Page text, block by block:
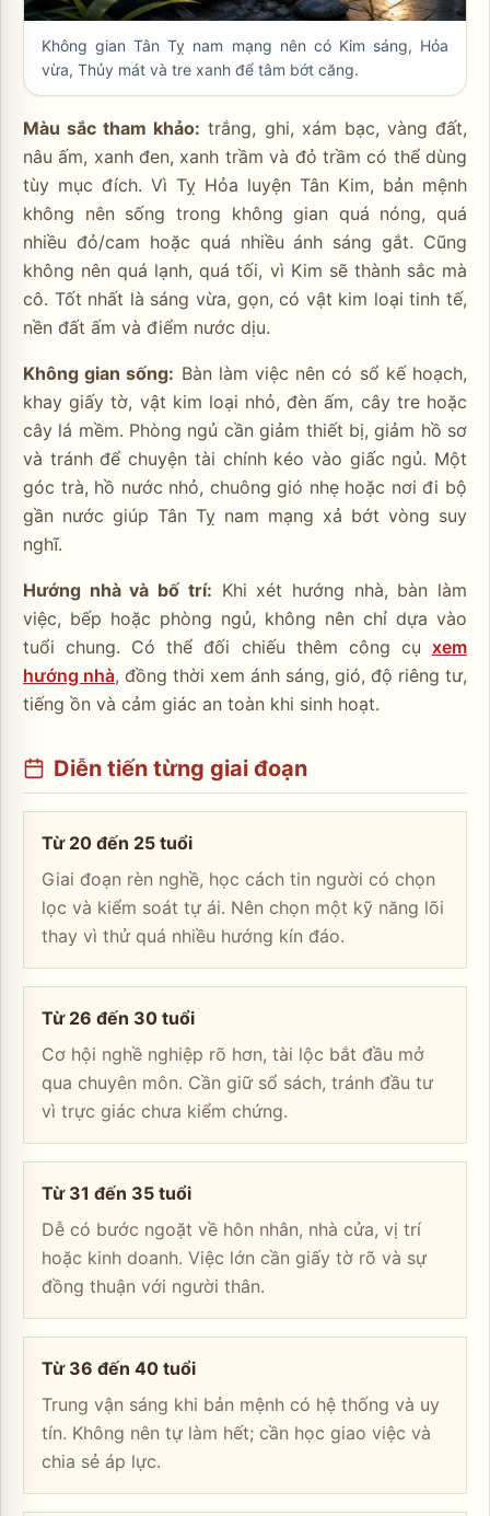
Không gian Tân Tỵ nam mạng nên có Kim sáng, Hỏa
vừa, Thủy mát và tre xanh để tâm bớt căng.
Màu sắc tham khảo: trắng, ghi, xám bạc, vàng đất,
nâu ấm, xanh đen, xanh trầm và đỏ trầm có thể dùng
tùy mục đích. Vì Tỵ Hỏa luyện Tân Kim, bản mệnh
không nên sống trong không gian quá nóng, quá
nhiều đỏ/cam hoặc quá nhiều ánh sáng gắt. Cũng
không nên quá lạnh, quá tối, vì Kim sẽ thành sắc mà
cô. Tốt nhất là sáng vừa, gọn, có vật kim loại tinh tế,
nền đất ấm và điểm nước dịu.
Không gian sống: Bàn làm việc nên có sổ kế hoạch,
khay giấy tờ, vật kim loại nhỏ, đèn ấm, cây tre hoặc
cây lá mềm. Phòng ngủ cần giảm thiết bị, giảm hồ sơ
và tránh để chuyện tài chính kéo vào giấc ngủ. Một
góc trà, hồ nước nhỏ, chuông gió nhẹ hoặc nơi đi bộ
gần nước giúp Tân Tỵ nam mạng xả bớt vòng suy
nghĩ.
Hướng nhà và bố trí: Khi xét hướng nhà, bàn làm
việc, bếp hoặc phòng ngủ, không nên chỉ dựa vào
tuổi chung. Có thể đối chiếu thêm công cụ xem
hướng nhà, đồng thời xem ánh sáng, gió, độ riêng tư,
tiếng ồn và cảm giác an toàn khi sinh hoạt.
Diễn tiến từng giai đoạn
Từ 20 đến 25 tuổi
Giai đoạn rèn nghề, học cách tin người có chọn
lọc và kiểm soát tự ái. Nên chọn một kỹ năng lõi
thay vì thử quá nhiều hướng kín đáo.
Từ 26 đến 30 tuổi
Cơ hội nghề nghiệp rõ hơn, tài lộc bắt đầu mở
qua chuyên môn. Cần giữ sổ sách, tránh đầu tư
vì trực giác chưa kiểm chứng.
Từ 31 đến 35 tuổi
Dễ có bước ngoặt về hôn nhân, nhà cửa, vị trí
hoặc kinh doanh. Việc lớn cần giấy tờ rõ và sự
đồng thuận với người thân.
Từ 36 đến 40 tuổi
Trung vận sáng khi bản mệnh có hệ thống và uy
tín. Không nên tự làm hết; cần học giao việc và
chia sẻ áp lực.